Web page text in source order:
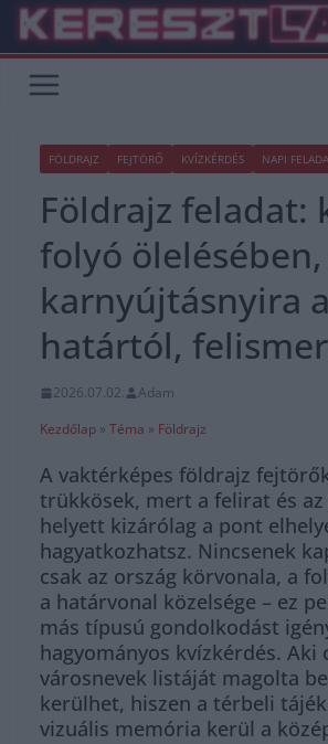
Skip
content
FÖLDRAJZ FEJTÖRŐ KVÍZKÉRDÉS NAPI
Földrajz feladat:
folyó
karnyújtásnyira a
határtól,
2026.07.02.
Adam
Kezdőlap » Téma » Földrajz
A vaktérképes földrajz
trükkösek, mert a felirat és az
helyett kizárólag a pont
hagyatkozhatsz. Nincsenek
csak az ország körvonala, a
a határvonal közelsége – ez
más típusú gondolkodást
hagyományos kvízkérdés. Aki
városnevek listáját magolta
kerülhet, hiszen a térbeli
vizuális memória kerül a